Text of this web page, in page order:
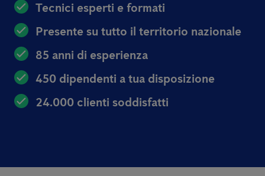
Tecnici esperti e formati
Presente su tutto il territorio nazionale
85 anni di esperienza
450 dipendenti a tua disposizione
24.000 clienti soddisfatti